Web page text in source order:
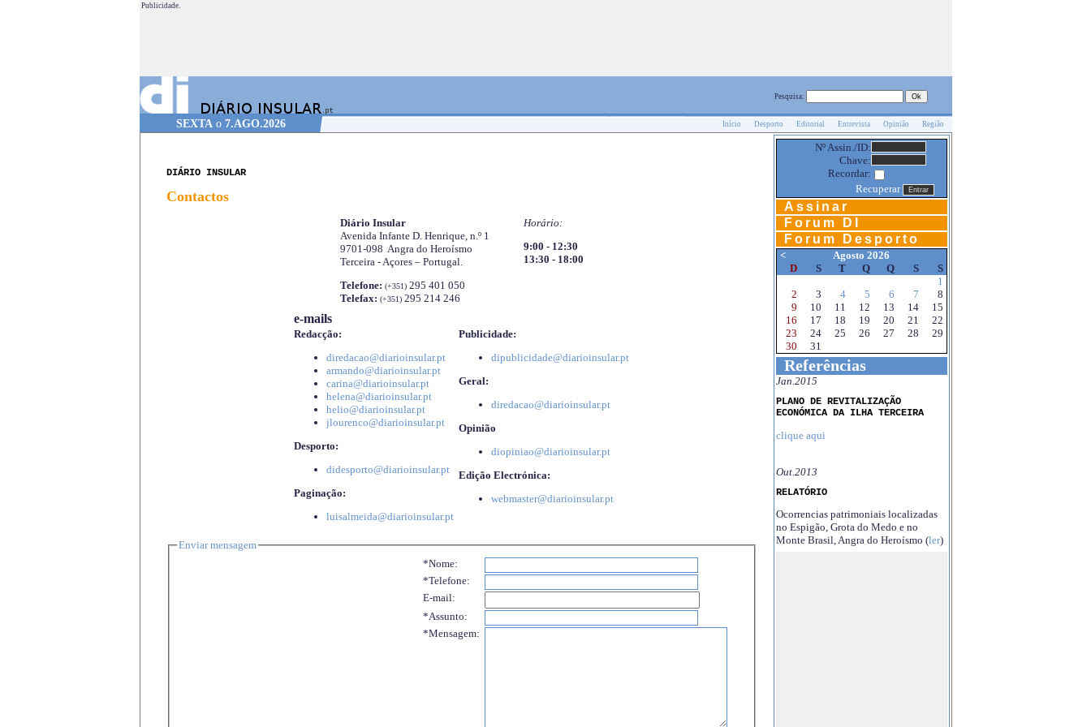
Publicidade.
Pesquisa:
SEXTAo 7.AGO.2026 Início Desporto Editorial Entrevista Opinião Região
DIÁRIO INSULAR
Contactos
Diário Insular
Avenida Infante D. Henrique, n.º 1
9701-098 Angra do Heroísmo
Terceira - Açores – Portugal.
Telefone: (+351)295 401 050
Telefax: (+351)295 214 246
Horário:
9:00 - 12:30
13:30 - 18:00
e-mails
Redacção:
diredacao@diarioinsular.pt
armando@diarioinsular.pt
carina@diarioinsular.pt
helena@diarioinsular.pt
helio@diarioinsular.pt
jlourenco@diarioinsular.pt
Desporto:
didesporto@diarioinsular.pt
Paginação:
luisalmeida@diarioinsular.pt
Publicidade:
dipublicidade@diarioinsular.pt
Geral:
diredacao@diarioinsular.pt
Opinião
diopiniao@diarioinsular.pt
Edição Electrónica:
webmaster@diarioinsular.pt
Enviar mensagem
*Nome:
*Telefone:
E-mail:
*Assunto:
*Mensagem:
Nº Assin./ID:
Chave:
Recordar:
Recuperar
Assinar
Forum DI
Forum Desporto
<
Agosto 2026
D
S T Q Q S
S
1
2
3 4 5 6 7
8
9
10 11 12 13 14
15
16
17 18 19 20 21
22
23
24 25 26 27 28
29
30
31
Referências
Jan.2015
PLANO DE REVITALIZAÇÃO
ECONÓMICA DA ILHA TERCEIRA
clique aqui
Out.2013
RELATÓRIO
Ocorrencias patrimoniais localizadas
no Espigão, Grota do Medo e no
Monte Brasil, Angra do Heroísmo (ler)